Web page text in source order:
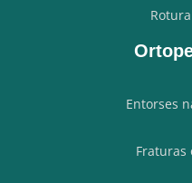
Entorses
Fraturas